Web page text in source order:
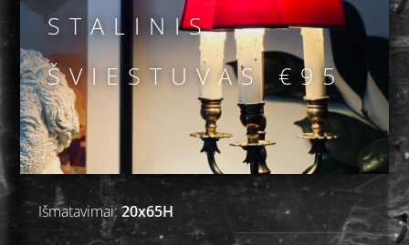
STALINIS
ŠVIESTUVAS €95
Išmatavimai:20x65H